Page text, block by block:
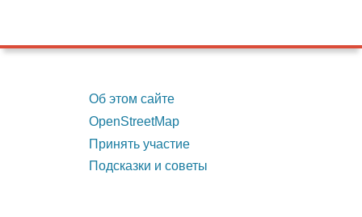
Об этом сайте
OpenStreetMap
Принять участие
Подсказки и советы